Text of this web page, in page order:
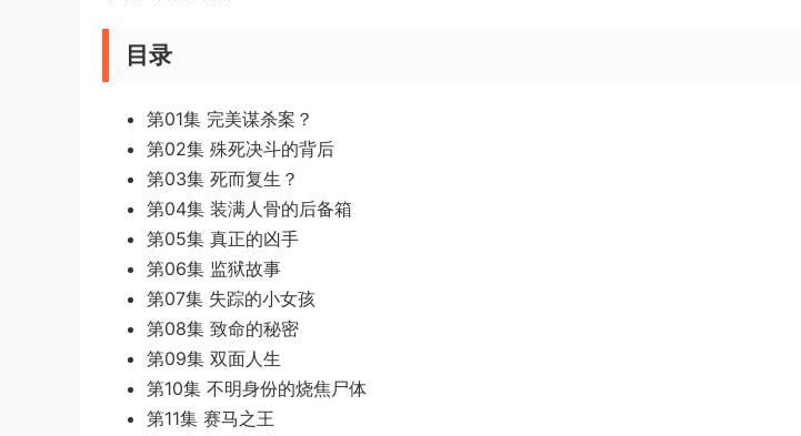
目录
第01集 完美谋杀案？
第02集 殊死决斗的背后
第03集 死而复生？
第04集 装满人骨的后备箱
第05集 真正的凶手
第06集 监狱故事
第07集 失踪的小女孩
第08集 致命的秘密
第09集 双面人生
第10集 不明身份的烧焦尸体
第11集 赛马之王